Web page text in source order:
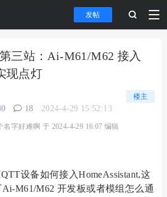
发帖
三站：Ai-M61/M62 接入
现点灯
楼主
18 2024-4-29 15:52:13
名字好难啊 于 2024-4-29 16:07 编辑
设备如何接入HomeAssistant,这
M61/M62 开发板或者模组怎么通